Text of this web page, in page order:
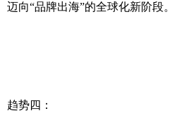
迈向“品牌出海”的全球化新阶段。
趋势四：